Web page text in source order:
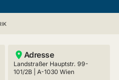
Adresse
Landstraßer Hauptstr. 99-
101/2B | A-1030 Wien